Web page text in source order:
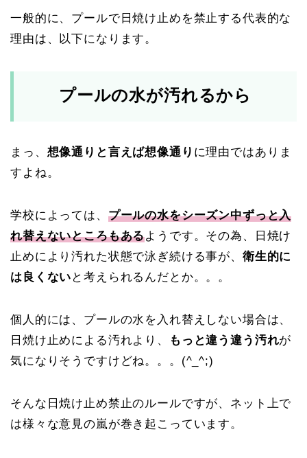
一般的に、プールで日焼け止めを禁止する代表的な
理由は、以下になります。
プールの水が汚れるから
まっ、 想像通りと言えば想像通り に理由ではありま
すよね。
学校によっては、 プールの水をシーズン中ずっと入
れ替えないところもあるようです。その為、日焼け
止めにより汚れた状態で泳ぎ続ける事が、 衛生的に
は良くない と考えられるんだとか。。。
個人的には、プールの水を入れ替えしない場合は、
日焼け止めによる汚れより、
もっと違う違う汚れが
気になりそうですけどね。。。(^_^;)
そんな日焼け止め禁止のルールですが、ネット上で
は様々な意見の嵐が巻き起こっています。